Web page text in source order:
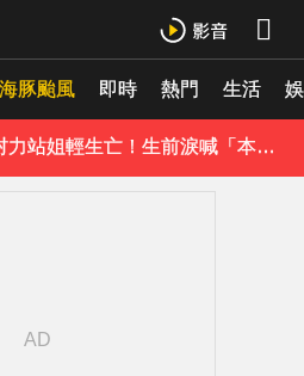
豚颱風 即時 熱門 生活
羅美玲連生三胎！自爆與尪「2年沒接吻」白家綺急拱放閃